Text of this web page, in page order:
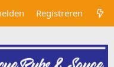
Registreren